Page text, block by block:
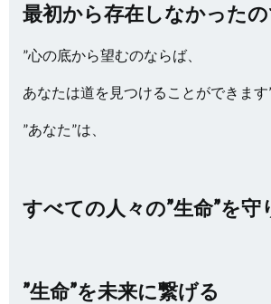
最初から存在しなかったの
”心の底から望むのならば、
あなたは道を見つけることができます
”あなた”は、
すべての人々の”生命”を守
”生命”を未来に繋げる